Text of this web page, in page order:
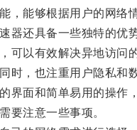
能够根据用户的网络情
还具备一些独特的优势
以有效解决异地访问的
，也注重用户隐私和
面和简单易用的操作
注意一些事项。